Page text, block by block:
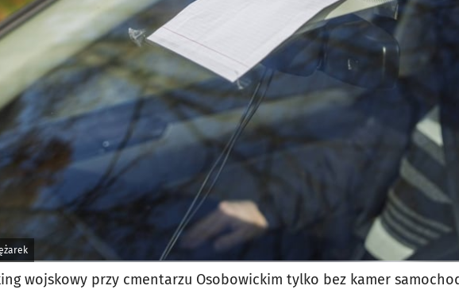
poprzedniego zdjęcia.
wojskowy przy cmentarzu Osobowickim tylko bez kamer